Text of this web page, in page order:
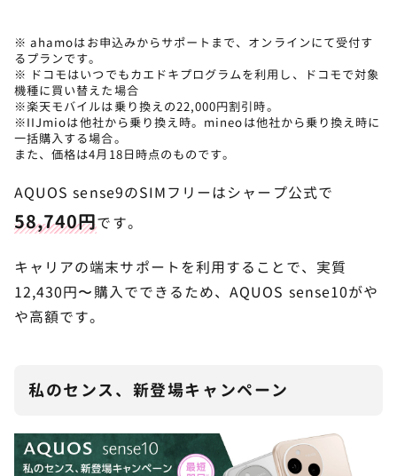
※ ahamoはお申込みからサポートまで、オンラインにて受付す
るプランです。
※ ドコモはいつでもカエドキプログラムを利用し、ドコモで対象
機種に買い替えた場合
※楽天モバイルは乗り換えの22,000円割引時。
※IIJmioは他社から乗り換え時。mineoは他社から乗り換え時に
一括購入する場合。
また、価格は4月18日時点のものです。
AQUOS sense9のSIMフリーはシャープ公式で
58,740円です。
キャリアの端末サポートを利用することで、実質
12,430円〜購入でできるため、AQUOS sense10がや
や高額です。
私のセンス、新登場キャンペーン